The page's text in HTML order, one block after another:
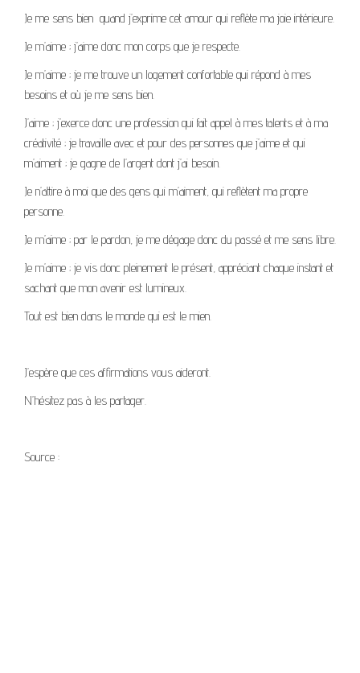
Je me sens bien quand j’exprime cet amour qui reflète ma joie intérieure.
Je m’aime ; j’aime donc mon corps que je respecte.
Je m’aime ; je me trouve un logement confortable qui répond à mes
besoins et où je me sens bien.
J’aime ; j’exerce donc une profession qui fait appel à mes talents et à ma
créativité ; je travaille avec et pour des personnes que j’aime et qui
m’aiment ; je gagne de l’argent dont j’ai besoin.
Je n’attire à moi que des gens qui m’aiment, qui reflètent ma propre
personne.
Je m’aime ; par le pardon, je me dégage donc du passé et me sens libre.
Je m’aime ; je vis donc pleinement le présent, appréciant chaque instant et
sachant que mon avenir est lumineux.
Tout est bien dans le monde qui est le mien.
J’espère que ces affirmations vous aideront.
N’hésitez pas à les partager.
Source :